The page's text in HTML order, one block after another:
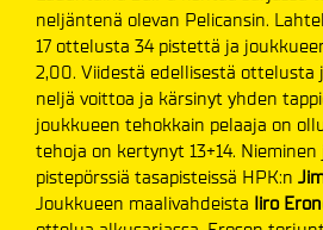
neljäntenä olevan Pelicansin.
17 ottelusta 34 pistettä ja
2,00. Viidestä edellisestä
neljä voittoa ja kärsinyt yhden
joukkueen tehokkain pelaaja on
tehoja on kertynyt 13+14.
pistepörssiä tasapisteissä HPK:n
Joukkueen maalivahdeista Iiro